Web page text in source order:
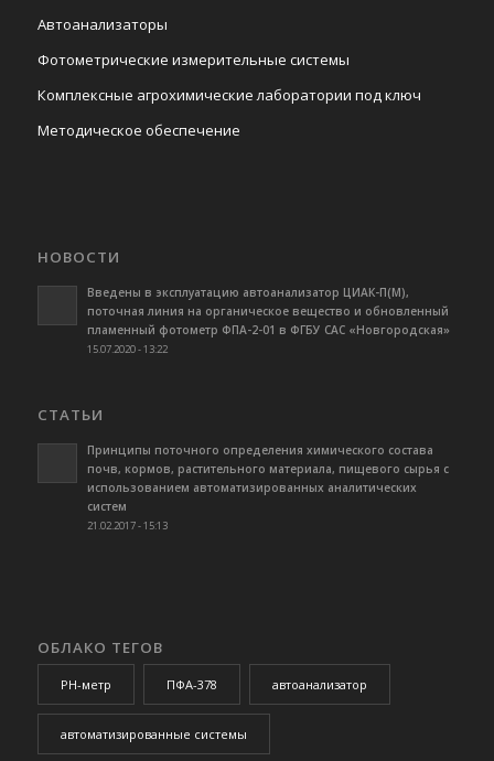
Автоанализаторы
Фотометрические измерительные системы
Комплексные агрохимические лаборатории под ключ
Методическое обеспечение
НОВОСТИ
Введены в эксплуатацию автоанализатор ЦИАК-П(М),
поточная линия на органическое вещество и обновленный
пламенный фотометр ФПА-2-01 в ФГБУ САС «Новгородская»
15.07.2020 - 13:22
СТАТЬИ
Принципы поточного определения химического состава
почв, кормов, растительного материала, пищевого сырья с
использованием автоматизированных аналитических
систем
21.02.2017 - 15:13
ОБЛАКО ТЕГОВ
PH-метр ПФА-378 автоанализатор
автоматизированные системы